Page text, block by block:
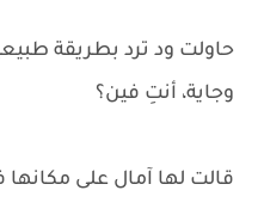
حاولت ود ترد بطريقة
وجاية، أنتِ فين؟
قالت لها آمال على مكانها